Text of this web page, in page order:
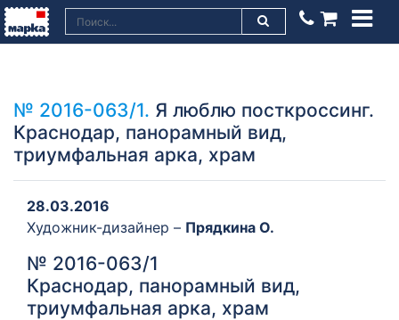
№ 2016-063/1. Я люблю посткроссинг.
Краснодар, панорамный вид,
триумфальная арка, храм
28.03.2016
Художник-дизайнер – Прядкина О.
№ 2016-063/1
Краснодар, панорамный вид,
триумфальная арка, храм